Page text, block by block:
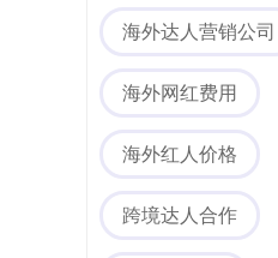
海外社媒代运营
海外达人营销公司
海外网红费用
海外红人价格
跨境达人合作